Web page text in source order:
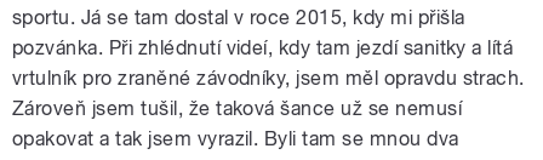
sportu. Já se tam dostal v roce 2015, kdy mi přišla
pozvánka. Při zhlédnutí videí, kdy tam jezdí sanitky a lítá
vrtulník pro zraněné závodníky, jsem měl opravdu strach.
Zároveň jsem tušil, že taková šance už se nemusí
opakovat a tak jsem vyrazil. Byli tam se mnou dva